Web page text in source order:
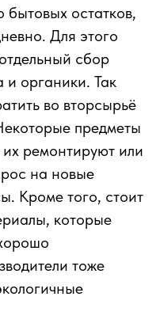
бытовых остатков,
Для этого
сбор
и органики. Так
во вторсырьё
предметы
ремонтируют или
на новые
Кроме того, стоит
которые
тоже